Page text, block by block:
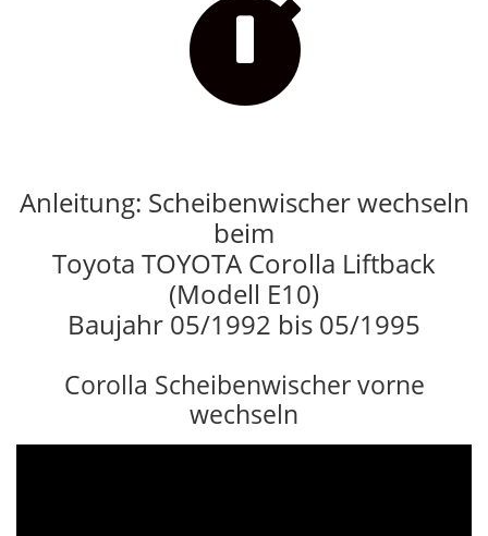

Anleitung: Scheibenwischer wechseln
beim
Toyota TOYOTA Corolla Liftback
(Modell E10)
Baujahr 05/1992 bis 05/1995
Corolla Scheibenwischer vorne
wechseln